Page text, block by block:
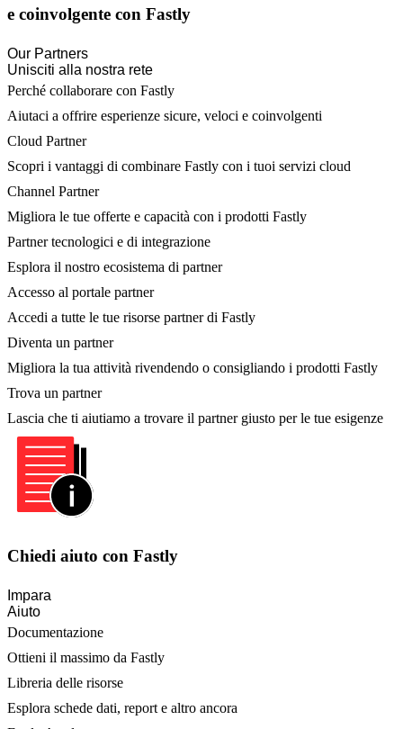
e coinvolgente con Fastly
Our Partners
Unisciti alla nostra rete
Perché collaborare con Fastly
Aiutaci a offrire esperienze sicure, veloci e coinvolgenti
Cloud Partner
Scopri i vantaggi di combinare Fastly con i tuoi servizi cloud
Channel Partner
Migliora le tue offerte e capacità con i prodotti Fastly
Partner tecnologici e di integrazione
Esplora il nostro ecosistema di partner
Accesso al portale partner
Accedi a tutte le tue risorse partner di Fastly
Diventa un partner
Migliora la tua attività rivendendo o consigliando i prodotti Fastly
Trova un partner
Lascia che ti aiutiamo a trovare il partner giusto per le tue esigenze
Chiedi aiuto con Fastly
Impara
Aiuto
Documentazione
Ottieni il massimo da Fastly
Libreria delle risorse
Esplora schede dati, report e altro ancora